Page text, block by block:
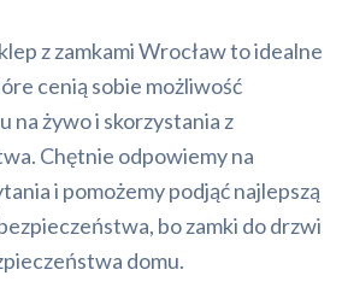
z zamkami Wrocław to idealne
cenią sobie możliwość
na żywo i skorzystania z
Chętnie odpowiemy na
i pomożemy podjąć najlepszą
bo zamki do drzwi
domu.